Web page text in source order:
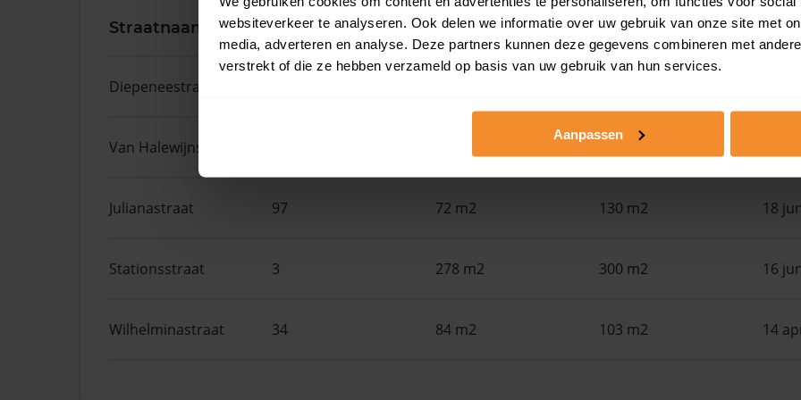
websiteverkeer te analyseren. Ook delen we informatie over uw gebruik van onze site met
media, adverteren en analyse. Deze partners kunnen deze gegevens combineren met
verstrekt of die ze hebben verzameld op basis van uw gebruik van hun services.
Aanpassen
Straatnaam Huisnr. Woonoppervlak Perceel
Diepeneestraat
Van Halewijnstraat 383 m2
Julianastraat 97 72 m2 130 m2 18
Stationsstraat 3 278 m2 300 m2 16
Wilhelminastraat 34 84 m2 103 m2 14